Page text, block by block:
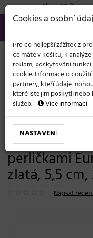
Sleva 20 %na
566 440 099
Po−pá: 8−17
Vše o
KATEGORIE
MENU
Doplňky do vlasů
Ozdobná
perličkami
zlatá, 5,5 cm,
Napsat
Cookies a osobní
Pro co nejlepší zážitek z
co máte v košíku, k
reklam, poskytování
cookie. Informace o
partnery, kteří údaje
které jste jim poskytli
služeb.
Více informací
NASTAVENÍ